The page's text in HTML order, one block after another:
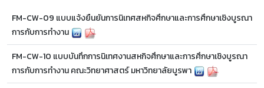
FM-CW-09 แบบแจ้งยืนยันการนิเทศสหกิจศึกษาและการศึกษาเชิงบูรณา
การกับการทำงาน
FM-CW-10 แบบบันทึกการนิเทศงานสหกิจศึกษาและการศึกษาเชิงบูรณา
การกับการทำงาน คณะวิทยาศาสตร์ มหาวิทยาลัยบูรพา